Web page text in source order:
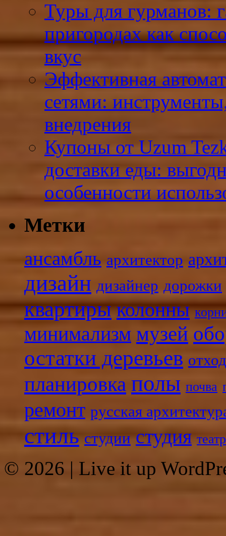
Туры для гурманов:
пригородах как
вкус
Эффективная
сетями:
внедрения
Купоны от Uzum
доставки еды:
особенности
Метки
ансамбль архитектор
дизайн дизайнер дорожки
квартиры колонны
минимализм музей
остатки деревьев
планировка полы почва
ремонт русская
стиль студии студия
© 2026 | Live it up